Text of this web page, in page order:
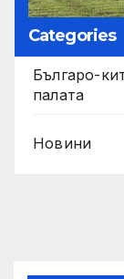
Categories
Българо-
палата
Новини